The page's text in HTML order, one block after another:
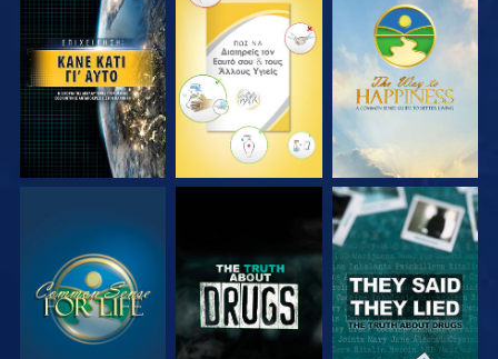
ΠΑΡΑΚΟΛΟΥΘΗΣΤΕ ΠΑΡΑΚΟΛΟΥΘΗΣΤΕ ΠΑΡΑΚΟΛΟΥΘΗΣΤΕ
ΠΑΡΑΚΟΛΟΥΘΗΣΤΕ ΠΑΡΑΚΟΛΟΥΘΗΣΤΕ ΠΑΡΑΚΟΛΟΥΘΗΣΤΕ